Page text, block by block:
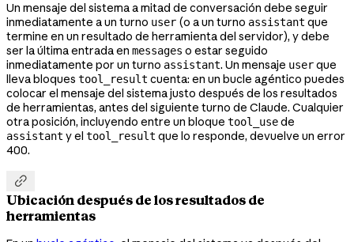
Un mensaje del sistema a mitad de conversación debe seguir
inmediatamente a un turno user (o a un turno assistant que
termine en un resultado de herramienta del servidor), y debe
ser la última entrada en messages o estar seguido
inmediatamente por un turno assistant. Un mensaje userque
lleva bloques tool_result cuenta: en un bucle agéntico puedes
colocar el mensaje del sistema justo después de los resultados
de herramientas, antes del siguiente turno de Claude. Cualquier
otra posición, incluyendo entre un bloque tool_usede
assistant y el tool_result que lo responde, devuelve un error
400.

Ubicación después de los resultados de
herramientas